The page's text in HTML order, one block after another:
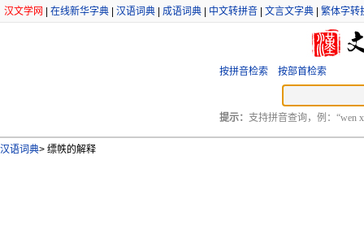
汉文学网 在线新华字典 汉语词典 成语词典 中文转拼音 文言文字典 繁体字转
按拼音检索 按部首检索
提示： 支持拼音查询，例：“wen
汉语词典> 缥帙的解释